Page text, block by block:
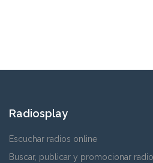
Radiosplay
Escuchar radios online
Buscar, publicar y promocionar